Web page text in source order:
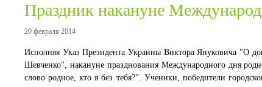
Праздник накануне
20 февраля 2014
Исполняя Указ Президента Украины Виктора Януковича "О
Шевченко", накануне празднования Международного дня
слово родное, кто я без тебя?". Ученики, победители